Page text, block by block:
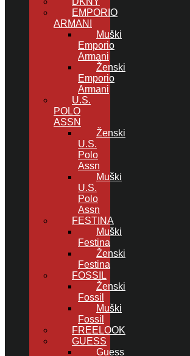
EMPORIO
ARMANI
Muški
Emporio
Armani
Ženski
Emporio
Armani
U.S.
POLO
ASSN
Ženski
U.S.
Polo
Assn
Muški
U.S.
Polo
Assn
FESTINA
Muški
Festina
Ženski
Festina
FOSSIL
Ženski
Fossil
Muški
Fossil
FREELOOK
GUESS
Guess